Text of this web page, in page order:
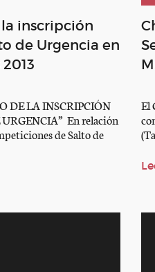
inscripción
de Urgencia en
DE LA INSCRIPCIÓN
En relación
de Salto de
de urgencia”.
El